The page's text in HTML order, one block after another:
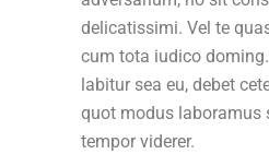
delicatissimi. Vel te
cum tota iudico
labitur sea eu, debet
quot modus laboramus
tempor viderer.